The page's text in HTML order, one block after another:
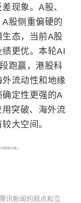
现象。A股、
股侧重偏硬的
态，当前A股
更优。本轮AI
跑赢，港股科
流动性和地缘
定性更强的A
突破、海外流
大空间。
讯新闻的观点和立